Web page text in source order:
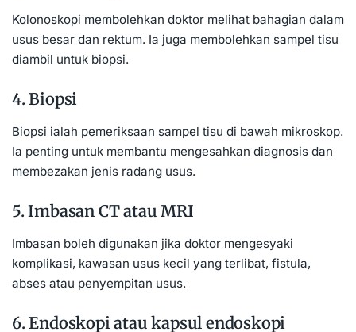
Kolonoskopi membolehkan doktor melihat bahagian dalam
usus besar dan rektum. Ia juga membolehkan sampel tisu
diambil untuk biopsi.
4. Biopsi
Biopsi ialah pemeriksaan sampel tisu di bawah mikroskop.
Ia penting untuk membantu mengesahkan diagnosis dan
membezakan jenis radang usus.
5. Imbasan CT atau MRI
Imbasan boleh digunakan jika doktor mengesyaki
komplikasi, kawasan usus kecil yang terlibat, fistula,
abses atau penyempitan usus.
6. Endoskopi atau kapsul endoskopi